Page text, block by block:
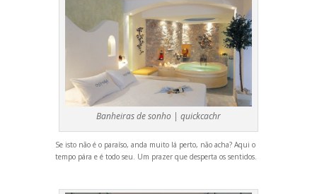
Banheiras de sonho | quickcachr
Se isto não é o paraíso, anda muito lá perto, não acha? Aqui o
tempo pára e é todo seu. Um prazer que desperta os sentidos.